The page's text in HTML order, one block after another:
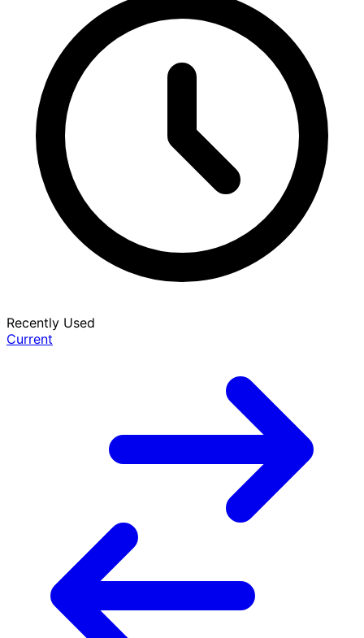
Recently Used
Current